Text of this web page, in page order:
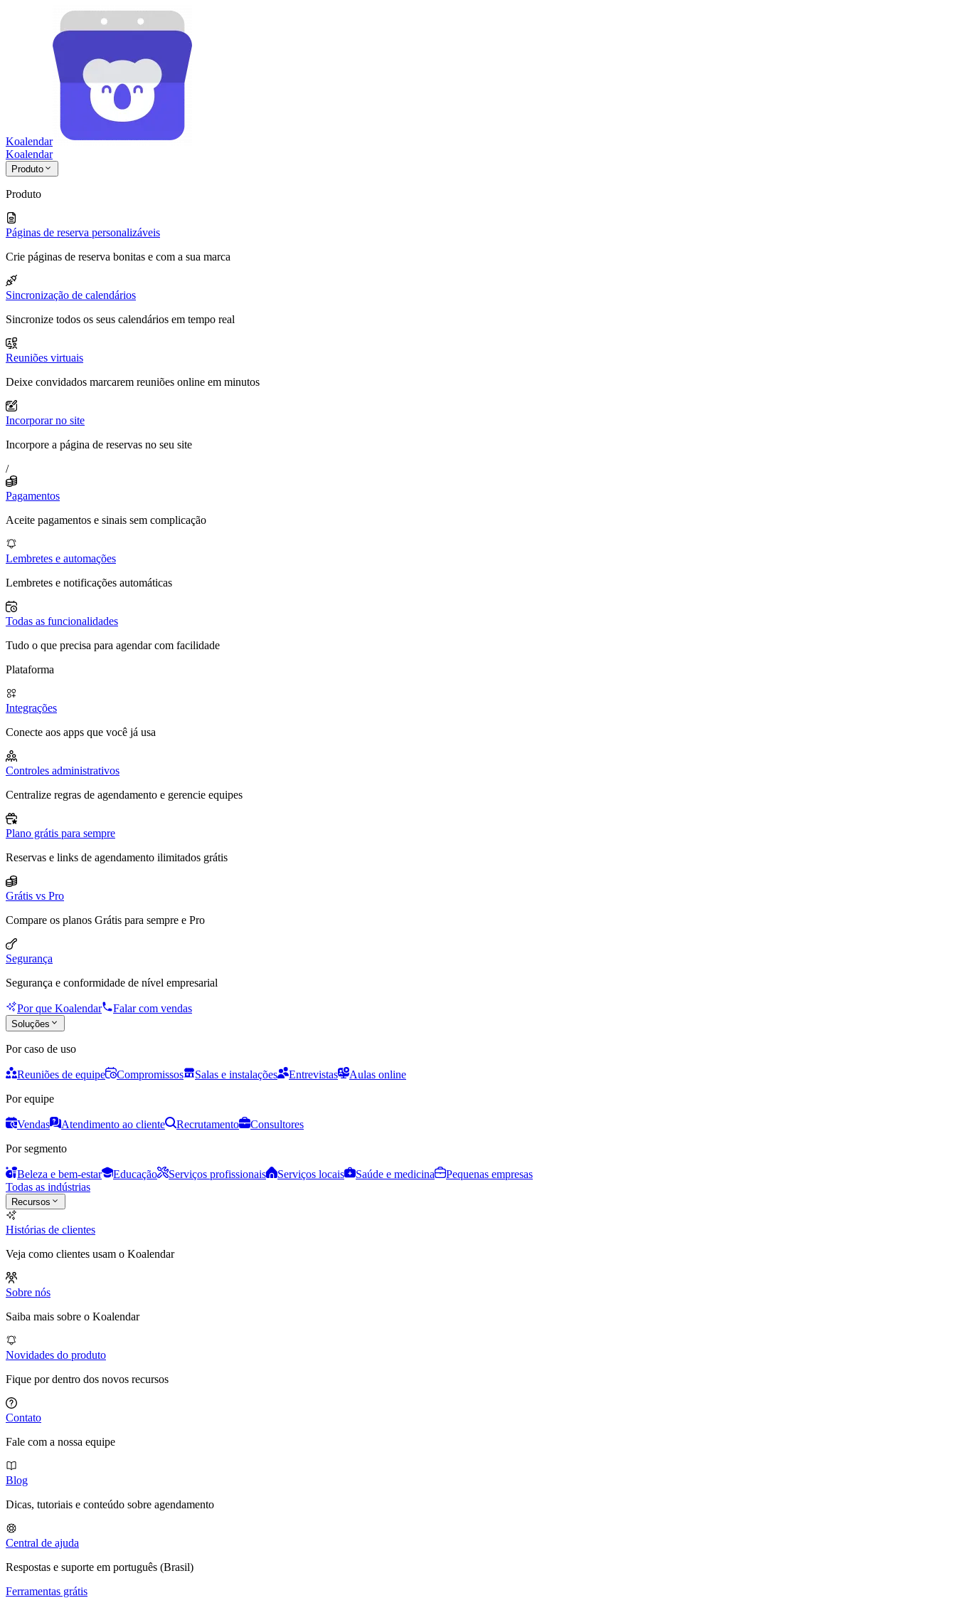
Koalendar
Koalendar
Produto
Produto
Páginas de reserva personalizáveis
Crie páginas de reserva bonitas e com a sua marca
Sincronização de calendários
Sincronize todos os seus calendários em tempo real
Reuniões virtuais
Deixe convidados marcarem reuniões online em minutos
Incorporar no site
Incorpore a página de reservas no seu site
/
Pagamentos
Aceite pagamentos e sinais sem complicação
Lembretes e automações
Lembretes e notificações automáticas
Todas as funcionalidades
Tudo o que precisa para agendar com facilidade
Plataforma
Integrações
Conecte aos apps que você já usa
Controles administrativos
Centralize regras de agendamento e gerencie equipes
Plano grátis para sempre
Reservas e links de agendamento ilimitados grátis
Grátis vs Pro
Compare os planos Grátis para sempre e Pro
Segurança
Segurança e conformidade de nível empresarial
Por que Koalendar Falar com vendas
Soluções
Por caso de uso
Reuniões de equipe Compromissos Salas e instalações Entrevistas
Aulas online
Por equipe
Vendas Atendimento ao cliente Recrutamento
Consultores
Por segmento
Beleza e bem-estar Educação Serviços profissionais Serviços locais Saúde e medicina
Pequenas empresas
Todas as indústrias
Recursos
Histórias de clientes
Veja como clientes usam o Koalendar
Sobre nós
Saiba mais sobre o Koalendar
Novidades do produto
Fique por dentro dos novos recursos
Contato
Fale com a nossa equipe
Blog
Dicas, tutoriais e conteúdo sobre agendamento
Central de ajuda
Respostas e suporte em português (Brasil)
Ferramentas grátis